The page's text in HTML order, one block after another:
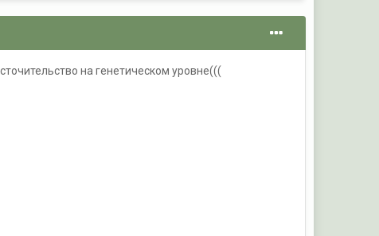
на генетическом уровне(((